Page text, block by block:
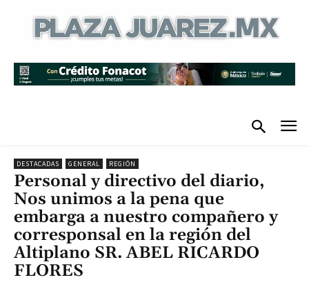
DESTACADAS GENERAL REGIÓN
Personal y directivo del diario,
Nos unimos a la pena que
embarga a nuestro compañero y
corresponsal en la región del
Altiplano SR. ABEL RICARDO
FLORES